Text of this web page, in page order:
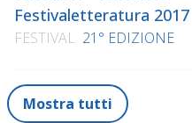
Festivaletteratura 2017
FESTIVAL 21° EDIZIONE
Mostra tutti